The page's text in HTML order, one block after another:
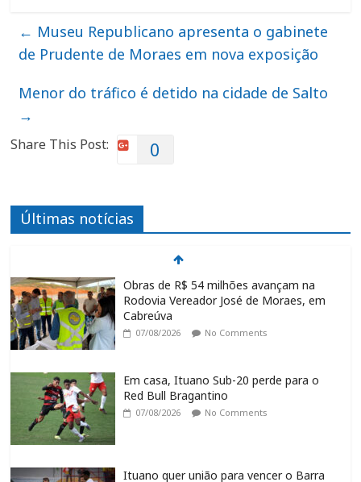
← Museu Republicano apresenta o gabinete
de Prudente de Moraes em nova exposição
Menor do tráfico é detido na cidade de Salto
→
Share This Post: 0
Últimas notícias
Obras de R$ 54 milhões avançam na
Rodovia Vereador José de Moraes, em
Cabreúva
07/08/2026 No Comments
Em casa, Ituano Sub-20 perde para o
Red Bull Bragantino
07/08/2026 No Comments
Ituano quer união para vencer o Barra